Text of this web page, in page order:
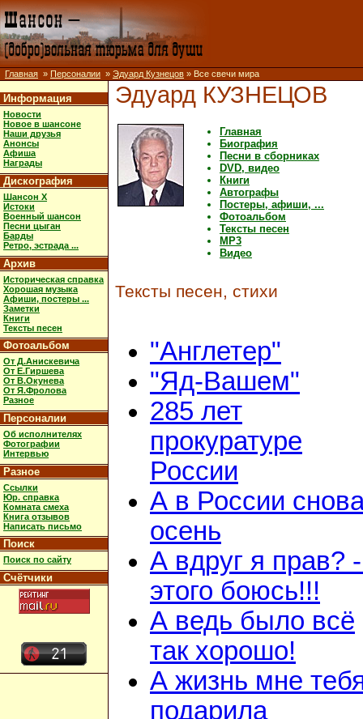
Главная » Персоналии » Эдуард Кузнецов » Все свечи мира
Информация
Новости
Новое в шансоне
Наши друзья
Анонсы
Афиша
Награды
Дискография
Шансон X
Истоки
Военный шансон
Песни цыган
Барды
Ретро, эстрада ...
Архив
Историческая справка
Хорошая музыка
Афиши, постеры ...
Заметки
Книги
Тексты песен
Фотоальбом
От Д.Анискевича
От Е.Гиршева
От В.Окунева
От Я.Фролова
Разное
Персоналии
Об исполнителях
Фотографии
Интервью
Разное
Ссылки
Юр. справка
Комната смеха
Книга отзывов
Написать письмо
Поиск
Поиск по сайту
Счётчики
Эдуард КУЗНЕЦОВ
Главная
Биография
Песни в сборниках
DVD, видео
Книги
Автографы
Постеры, афиши, ...
Фотоальбом
Тексты песен
MP3
Видео
Тексты песен, стихи
"Англетер"
"Яд-Вашем"
285 лет
прокуратуре
России
А в России
осень
А вдруг я прав?
этого боюсь!!!
А ведь было всё
так хорошо!
А жизнь мне
подарила